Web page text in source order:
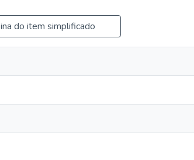
do item simplificado